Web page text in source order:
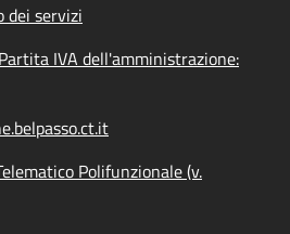
dei servizi
IVA dell'amministrazione:
Polifunzionale (v.